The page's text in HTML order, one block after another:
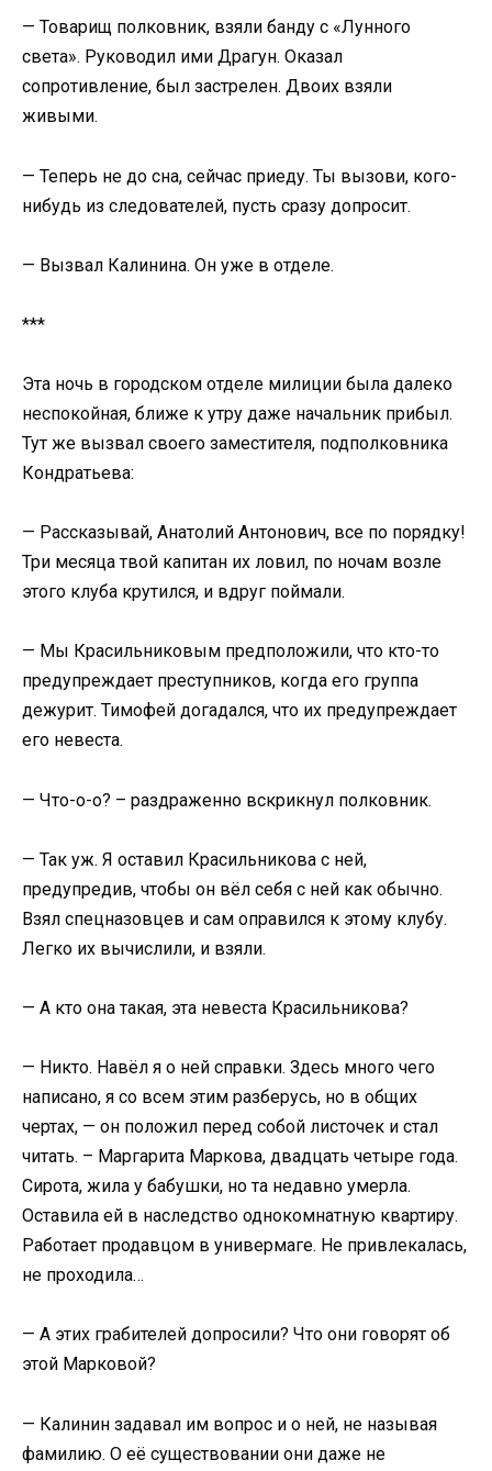
— Товарищ полковник, взяли банду с «Лунного
света». Руководил ими Драгун. Оказал
сопротивление, был застрелен. Двоих взяли
живыми.
— Теперь не до сна, сейчас приеду. Ты вызови, кого-
нибудь из следователей, пусть сразу допросит.
— Вызвал Калинина. Он уже в отделе.
***
Эта ночь в городском отделе милиции была далеко
неспокойная, ближе к утру даже начальник прибыл.
Тут же вызвал своего заместителя, подполковника
Кондратьева:
— Рассказывай, Анатолий Антонович, все по порядку!
Три месяца твой капитан их ловил, по ночам возле
этого клуба крутился, и вдруг поймали.
— Мы Красильниковым предположили, что кто-то
предупреждает преступников, когда его группа
дежурит. Тимофей догадался, что их предупреждает
его невеста.
— Что-о-о? – раздраженно вскрикнул полковник.
— Так уж. Я оставил Красильникова с ней,
предупредив, чтобы он вёл себя с ней как обычно.
Взял спецназовцев и сам оправился к этому клубу.
Легко их вычислили, и взяли.
— А кто она такая, эта невеста Красильникова?
— Никто. Навёл я о ней справки. Здесь много чего
написано, я со всем этим разберусь, но в общих
чертах, — он положил перед собой листочек и стал
читать. – Маргарита Маркова, двадцать четыре года.
Сирота, жила у бабушки, но та недавно умерла.
Оставила ей в наследство однокомнатную квартиру.
Работает продавцом в универмаге. Не привлекалась,
не проходила…
— А этих грабителей допросили? Что они говорят об
этой Марковой?
— Калинин задавал им вопрос и о ней, не называя
фамилию. О её существовании они даже не